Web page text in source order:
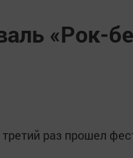
«Рок-
раз прошел